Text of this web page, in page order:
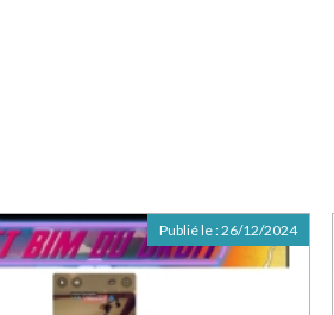
Publié le :26/12/2024